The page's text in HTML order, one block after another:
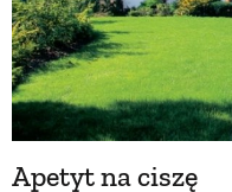
Apetyt na ciszę